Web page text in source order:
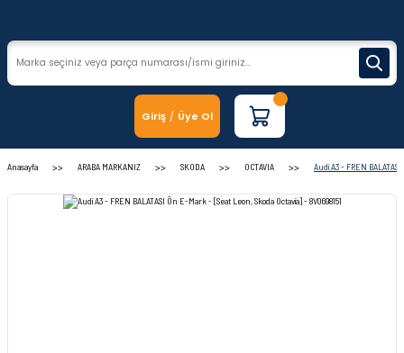
Giriş / Üye Ol
Anasayfa ARABA MARKANIZ SKODA OCTAVIA Audi A3 - FREN